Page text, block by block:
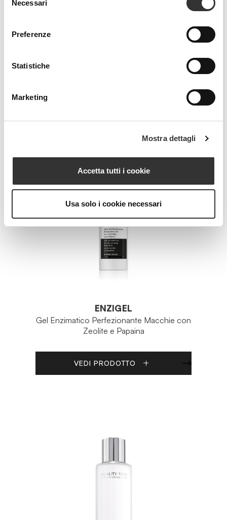
delNecessari
Preferenze
Statistiche
Marketing
Mostra dettagli
Accetta tutti i cookie
Usa solo i cookie necessari
ENZIGEL
Gel Enzimatico Perfezionante Macchie con
Zeolite e Papaina
VEDI PRODOTTO